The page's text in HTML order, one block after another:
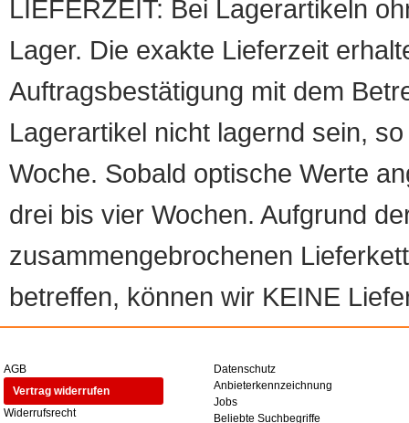
LIEFERZEIT: Bei Lagerartikeln
Lager. Die exakte Lieferzeit
Auftragsbestätigung mit dem
Lagerartikel nicht lagernd sein,
Woche. Sobald optische Werte
drei bis vier Wochen. Aufgrund
zusammengebrochenen
betreffen, können wir KEINE
AGB
Vertrag widerrufen
Widerrufsrecht
Datenschutz
Anbieterkennzeichnung
Jobs
Beliebte Suchbegriffe